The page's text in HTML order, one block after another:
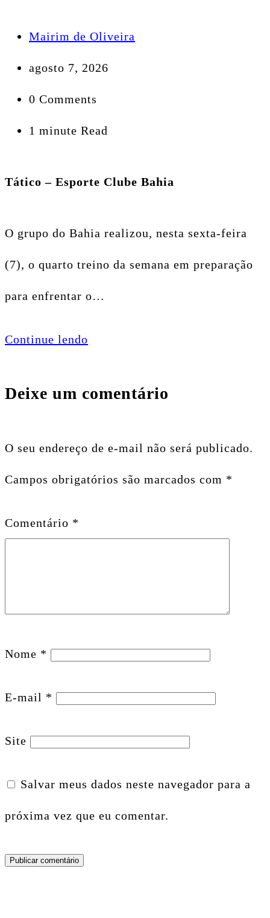
Mairim de Oliveira
agosto 7, 2026
0 Comments
1 minute Read
Tático – Esporte Clube Bahia
O grupo do Bahia realizou, nesta sexta-feira
(7), o quarto treino da semana em preparação
para enfrentar o…
Continue lendo
Deixe um comentário
O seu endereço de e-mail não será publicado.
Campos obrigatórios são marcados com *
Comentário *
Nome *
E-mail *
Site
Salvar meus dados neste navegador para a
próxima vez que eu comentar.